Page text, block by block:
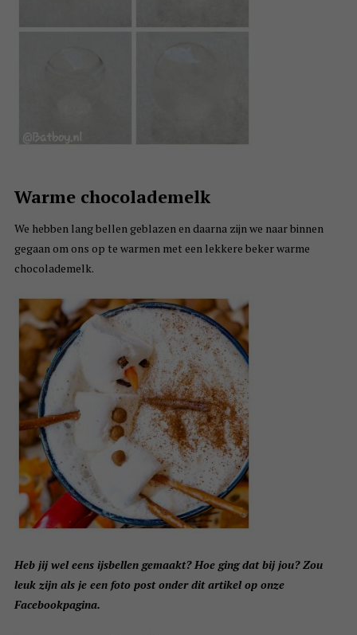
Warme chocolademelk
We hebben lang bellen geblazen en daarna zijn we naar binnen
gegaan om ons op te warmen met een lekkere beker warme
chocolademelk.
Heb jij wel eens ijsbellen gemaakt? Hoe ging dat bij jou? Zou
leuk zijn als je een foto post onder dit artikel op onze
Facebookpagina.